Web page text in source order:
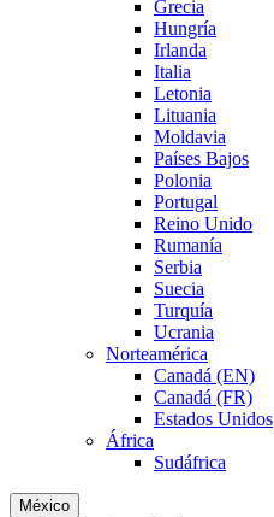
Grecia
Hungría
Irlanda
Italia
Letonia
Lituania
Moldavia
Países Bajos
Polonia
Portugal
Reino Unido
Rumanía
Serbia
Suecia
Turquía
Ucrania
Norteamérica
Canadá (EN)
Canadá (FR)
Estados Unidos
África
Sudáfrica
México